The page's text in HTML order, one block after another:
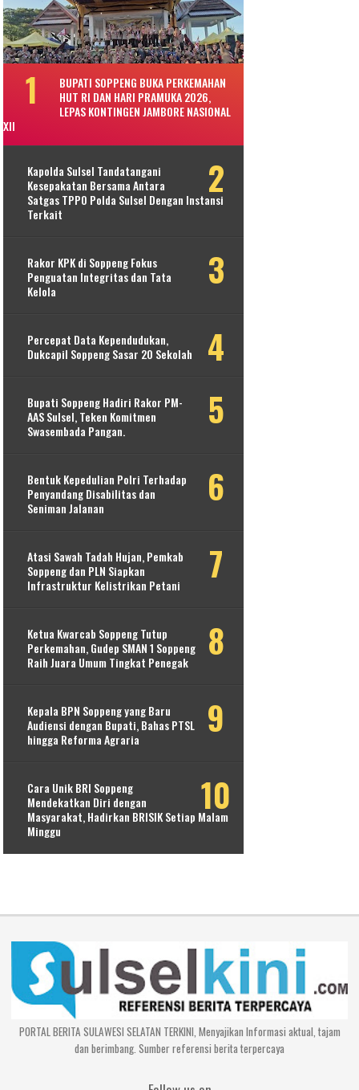
BUPATI SOPPENG BUKA PERKEMAHAN
HUT RI DAN HARI PRAMUKA 2026,
LEPAS KONTINGEN JAMBORE NASIONAL
XII
Kapolda Sulsel Tandatangani
Kesepakatan Bersama Antara
Satgas TPPO Polda Sulsel Dengan Instansi
Terkait
Rakor KPK di Soppeng Fokus
Penguatan Integritas dan Tata
Kelola
Percepat Data Kependudukan,
Dukcapil Soppeng Sasar 20 Sekolah
Bupati Soppeng Hadiri Rakor PM-
AAS Sulsel, Teken Komitmen
Swasembada Pangan.
Bentuk Kepedulian Polri Terhadap
Penyandang Disabilitas dan
Seniman Jalanan
Atasi Sawah Tadah Hujan, Pemkab
Soppeng dan PLN Siapkan
Infrastruktur Kelistrikan Petani
Ketua Kwarcab Soppeng Tutup
Perkemahan, Gudep SMAN 1 Soppeng
Raih Juara Umum Tingkat Penegak
Kepala BPN Soppeng yang Baru
Audiensi dengan Bupati, Bahas PTSL
hingga Reforma Agraria
Cara Unik BRI Soppeng
Mendekatkan Diri dengan
Masyarakat, Hadirkan BRISIK Setiap Malam
Minggu
PORTAL BERITA SULAWESI SELATAN TERKINI, Menyajikan Informasi aktual, tajam
dan berimbang. Sumber referensi berita terpercaya